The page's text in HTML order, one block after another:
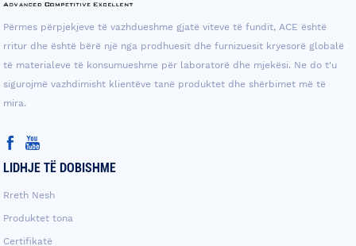
Përmes përpjekjeve të vazhdueshme gjatë viteve të fundit, ACE është
rritur dhe është bërë një nga prodhuesit dhe furnizuesit kryesorë globalë
të materialeve të konsumueshme për laboratorë dhe mjekësi. Ne do t'u
sigurojmë vazhdimisht klientëve tanë produktet dhe shërbimet më të
mira.
LIDHJE TË DOBISHME
Rreth Nesh
Produktet tona
Certifikatë